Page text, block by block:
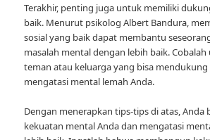
Terakhir, penting juga untuk memiliki
baik. Menurut psikolog Albert Bandura,
sosial yang baik dapat membantu
masalah mental dengan lebih baik.
teman atau keluarga yang bisa mendukung
mengatasi mental lemah Anda.
Dengan menerapkan tips-tips di atas, Anda
kekuatan mental Anda dan mengatasi